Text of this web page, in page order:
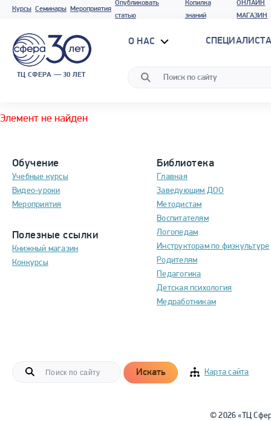
Курсы Семинары Мероприятия
Опубликовать
статью
Копилка
знаний
ОНЛАЙН
МАГАЗИН
ТЦ СФЕРА — 30 ЛЕТ
О НАС
Элемент не найден
Обучение
Учебные курсы
Видео-уроки
Мероприятия
Полезные ссылки
Книжный магазин
Конкурсы
Библиотека
Главная
Заведующим ДОО
Методистам
Воспитателям
Логопедам
Инструкторам по физкультуре
Родителям
Педагогика
Детская психология
Медработникам
Искать Карта сайта
© 2026 «ТЦ